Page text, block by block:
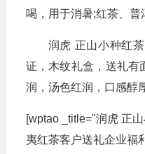
喝，用于消暑;红茶、普
润虎 正山小种红
证，木纹礼盒，送礼有
润，汤色红润，口感醇
[wptao _title="润虎 正
夷红茶客户送礼企业福